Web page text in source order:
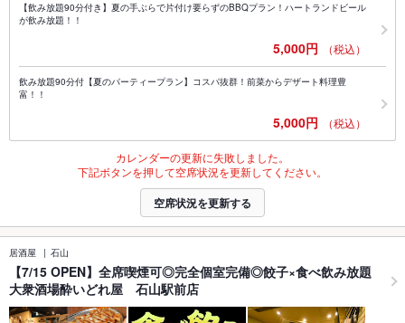
【飲み放題90分付き】夏の手ぶらで片付け要らずのBBQプラン！ハートランドビール
が飲み放題！！
5,000円 （税込）
飲み放題90分付【夏のパーティープラン】コスパ抜群！前菜からデザート料理豊
富！！
5,000円 （税込）
カレンダーの更新に失敗しました。
下記ボタンを押して空席状況を更新してください。
空席状況を更新する
居酒屋 石山
【7/15 OPEN】全席喫煙可◎完全個室完備◎餃子×食べ飲み放題
大衆酒場酔いどれ屋 石山駅前店